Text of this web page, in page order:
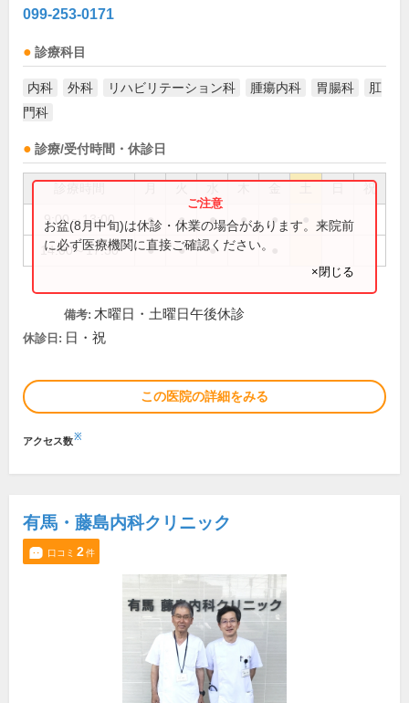
099-253-0171
診療科目
内科 外科 リハビリテーション科 腫瘍内科 胃腸科
肛
門科
診療/受付時間・休診日
祝
9:00～13:00 ● ● ● ● ●
14:00～17:30 ● ● ●
お盆(8月中旬)は休診・休業の場合があります。来院前
に必ず医療機関に直接ご確認ください。
×閉じる
備考: 木曜日・土曜日午後休診
休診日: 日・祝
この医院の詳細をみる
アクセス数※
有馬・藤島内科クリニック
口コミ 2件